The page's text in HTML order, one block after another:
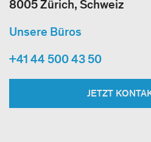
8005 Zürich, Schweiz
Unsere Büros
+41 44 500 43 50
JETZT